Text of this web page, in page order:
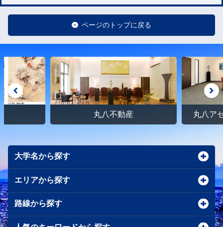
ページのトップに戻る
丸八不動産 丸八ア
大学名から探す
エリアから探す
路線から探す